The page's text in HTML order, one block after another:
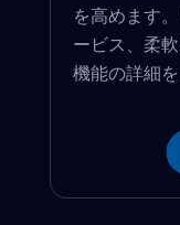
を高めます
ービス、柔
機能の詳細を